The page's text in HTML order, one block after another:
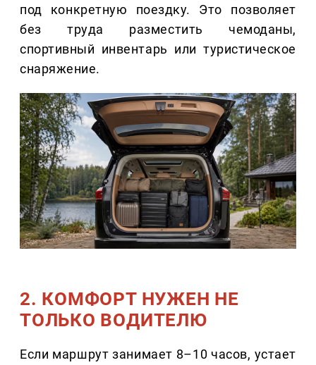
под конкретную поездку. Это позволяет
без труда разместить чемоданы,
спортивный инвентарь или туристическое
снаряжение.
2. КОМФОРТ НУЖЕН НЕ
ТОЛЬКО ВОДИТЕЛЮ
Если маршрут занимает 8–10 часов, устает